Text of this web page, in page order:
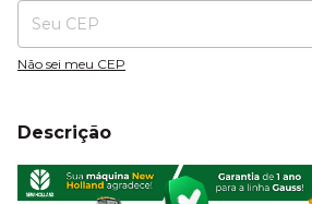
Não sei meu CEP
Descrição